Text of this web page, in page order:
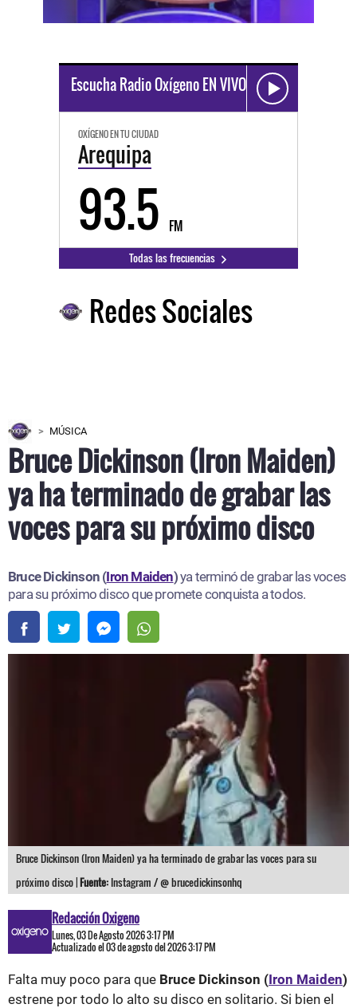
Escucha Radio Oxígeno EN VIVO
OXÍGENO EN TU CIUDAD
Arequipa
93.5 FM
Todas las frecuencias
Redes Sociales
MÚSICA
Bruce Dickinson (Iron Maiden)
ya ha terminado de grabar las
voces para su próximo disco
Bruce Dickinson (Iron Maiden)ya terminó de grabar las voces
para su próximo disco que promete conquista a todos.
Bruce Dickinson (Iron Maiden) ya ha terminado de grabar las voces para su
próximo disco |Fuente: Instagram / @ brucedickinsonhq
Redacción Oxigeno
Lunes, 03 De Agosto 2026 3:17 PM
Actualizado el 03 de agosto del 2026 3:17 PM
Falta muy poco para que Bruce Dickinson (Iron Maiden)
estrene por todo lo alto su disco en solitario. Si bien el